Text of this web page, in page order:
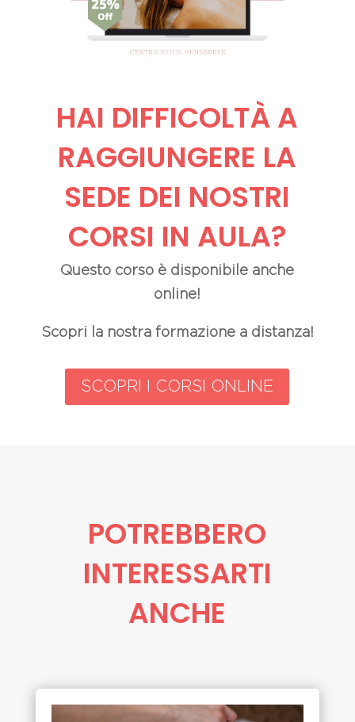
HAI DIFFICOLTÀ A
RAGGIUNGERE LA
SEDE DEI NOSTRI
CORSI IN AULA?
Questo corso è disponibile anche
online!
Scopri la nostra formazione a distanza!
SCOPRI I CORSI ONLINE
POTREBBERO
INTERESSARTI
ANCHE